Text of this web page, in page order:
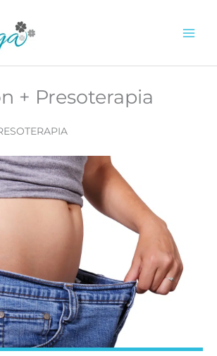
+ Presoterapia